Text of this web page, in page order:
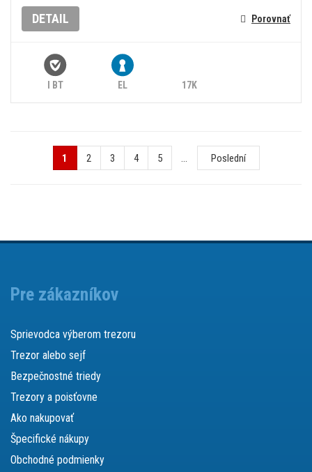
DETAIL Porovnať
I BT EL 17K
1 2 3 4 5 ... Poslední
Pre zákazníkov
Sprievodca výberom trezoru
Trezor alebo sejf
Bezpečnostné triedy
Trezory a poisťovne
Ako nakupovať
Špecifické nákupy
Obchodné podmienky